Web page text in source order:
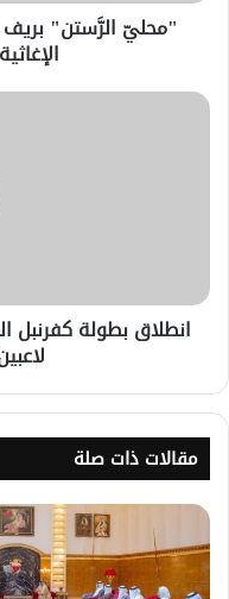
"محليّ الرَّستن"
انطلاق بطولة كفرنبل
مقالات ذات صلة